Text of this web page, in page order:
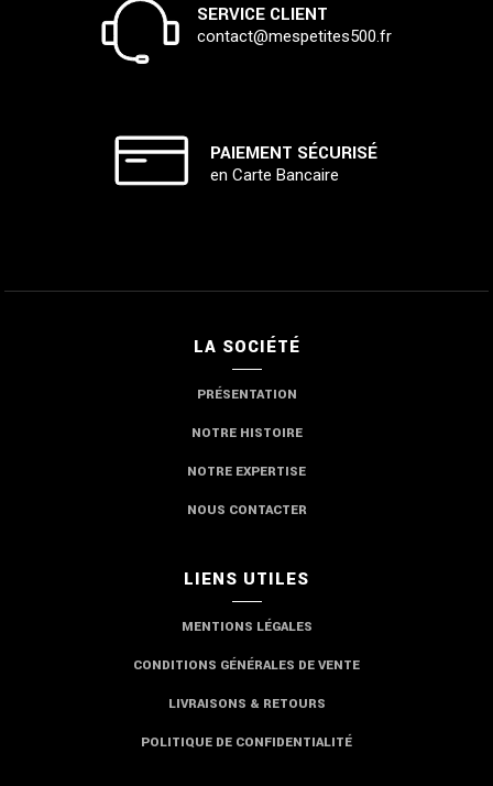
SERVICE CLIENT
contact@mespetites500.fr
PAIEMENT SÉCURISÉ
en Carte Bancaire
LA SOCIÉTÉ
PRÉSENTATION
NOTRE HISTOIRE
NOTRE EXPERTISE
NOUS CONTACTER
LIENS UTILES
MENTIONS LÉGALES
CONDITIONS GÉNÉRALES DE VENTE
LIVRAISONS & RETOURS
POLITIQUE DE CONFIDENTIALITÉ